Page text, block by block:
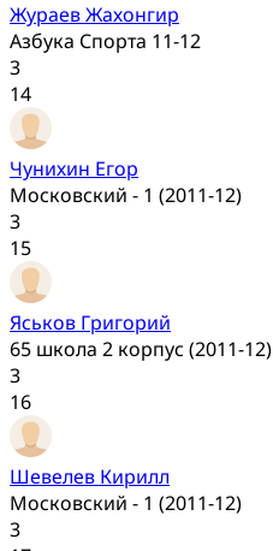
Жураев Жахонгир
Азбука Спорта 11-12
3
14
Чунихин Егор
Московский - 1 (2011-12)
3
15
Яськов Григорий
65 школа 2 корпус (2011-12)
3
16
Шевелев Кирилл
Московский - 1 (2011-12)
3